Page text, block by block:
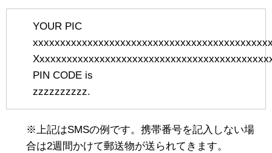
YOUR PIC
PIN CODE is
zzzzzzzzzz.
※上記はSMSの例です。携帯番号を記入しない場
合は2週間かけて郵送物が送られてきます。